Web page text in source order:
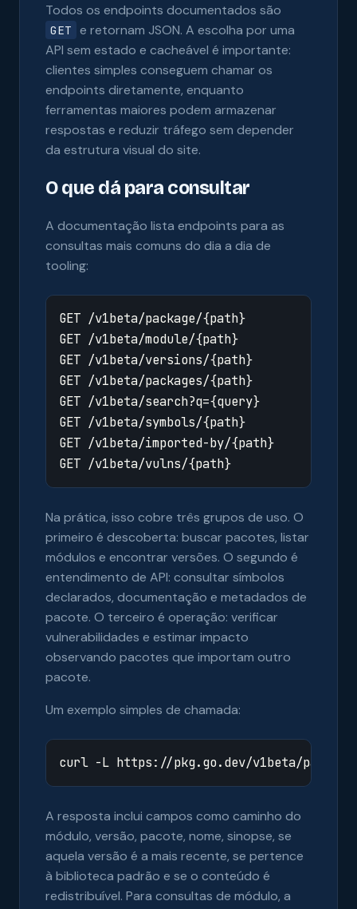
Todos os endpoints documentados são
GET e retornam JSON. A escolha por uma
API sem estado e cacheável é importante:
clientes simples conseguem chamar os
endpoints diretamente, enquanto
ferramentas maiores podem armazenar
respostas e reduzir tráfego sem depender
da estrutura visual do site.
O que dá para consultar
A documentação lista endpoints para as
consultas mais comuns do dia a dia de
tooling:
Na prática, isso cobre três grupos de uso. O
primeiro é descoberta: buscar pacotes, listar
módulos e encontrar versões. O segundo é
entendimento de API: consultar símbolos
declarados, documentação e metadados de
pacote. O terceiro é operação: verificar
vulnerabilidades e estimar impacto
observando pacotes que importam outro
pacote.
Um exemplo simples de chamada:
A resposta inclui campos como caminho do
módulo, versão, pacote, nome, sinopse, se
aquela versão é a mais recente, se pertence
à biblioteca padrão e se o conteúdo é
redistribuível. Para consultas de módulo, a